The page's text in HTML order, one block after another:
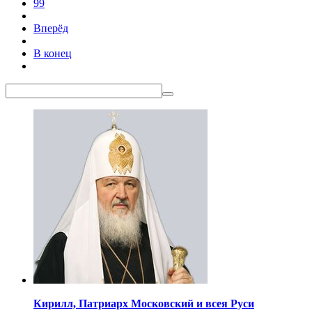
99
Вперёд
В конец
Кирилл, Патриарх Московский и всея Руси